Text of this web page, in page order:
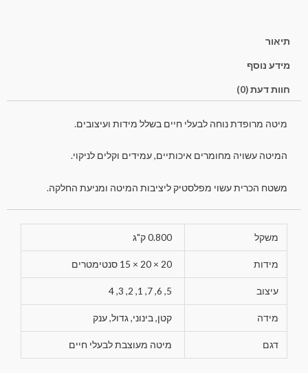
תיאור
מידע נוסף
חוות דעת (0)
מיטה מרופדת נוחה לבעלי חיים בשלל מידות ועיצובים.
המיטה עשויה מחומרים איכותיים, עמידים וקלים לניקוי.
משטח הכרית עשוי מפלסטיק ליציבות המיטה ומניעת החלקה.
משקל 0.800 ק"ג
מידות 20 × 20 × 15 סנטימטרים
עיצוב 5, 6, 7, 1, 2, 3, 4
מידה קטן, בינוני, גדול, ענק
דגם מיטה מעוצבת לבעלי חיים